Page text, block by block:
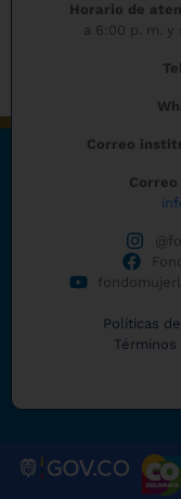
Horario de
a 6:00 p. m. y
Correo
Políticas
Términos